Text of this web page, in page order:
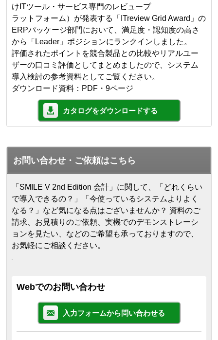
けITツール・サービス専門のレビュープ
ラットフォーム）が発表する「ITreview Grid Award」の
ERPパッケージ部門において、満足度・認知度の高さ
から「Leader」ポジションにランクインしました。
評価されたポイントを競合製品との比較やリアルユー
ザーの口コミ評価としてまとめましたので、システム
導入検討の参考資料としてご覧ください。
ダウンロード資料：PDF・9ページ
カタログをダウンロードする
お問い合わせ・ご依頼はこちら
「SMILE V 2nd Edition 会計」に関して、「どれくらい
で導入できるの？」「今使っているシステムよりよく
なる？」など気になる点はございませんか？ 資料のご
請求、お見積りのご依頼、実機でのデモンストレーシ
ョンを見たい、などのご希望も承っておりますので、
お気軽にご相談ください。
Webでのお問い合わせ
入力フォームから問い合わせる